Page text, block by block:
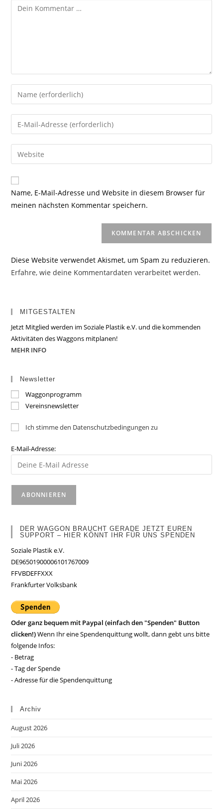
Kommentar
Gib
deinen
Namen
oder
zum
Kommentieren
ein
Gib
deine
E-
Mail-
zum
Kommentieren
ein
Gib
deine
Website-
URL
Name, E-Mail-Adresse und Website in diesem Browser für
meinen nächsten Kommentar speichern.
Diese Website verwendet Akismet, um Spam zu reduzieren.
Erfahre, wie deine Kommentardaten verarbeitet werden.
MITGESTALTEN
Jetzt Mitglied werden im Soziale Plastik e.V. und die kommenden
Aktivitäten des Waggons mitplanen!
MEHR INFO
Newsletter
Waggonprogramm
Vereinsnewsletter
Ich stimme den Datenschutzbedingungen zu
E-Mail-Adresse:
DER WAGGON BRAUCHT GERADE JETZT EUREN
SUPPORT – HIER KÖNNT IHR FÜR UNS SPENDEN
Soziale Plastik e.V.
DE96501900006101767009
FFVBDEFFXXX
Frankfurter Volksbank
Oder ganz bequem mit Paypal (einfach den "Spenden" Button
clicken!)Wenn Ihr eine Spendenquittung wollt, dann gebt uns bitte
folgende Infos:
- Betrag
- Tag der Spende
- Adresse für die Spendenquittung
Archiv
August 2026
Juli 2026
Juni 2026
Mai 2026
April 2026